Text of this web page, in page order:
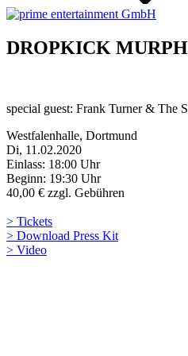
DROPKICK
special guest: Frank Turner & The
Westfalenhalle, Dortmund
Di, 11.02.2020
Einlass: 18:00 Uhr
Beginn: 19:30 Uhr
40,00 € zzgl. Gebühren
> Tickets
> Download Press Kit
> Video